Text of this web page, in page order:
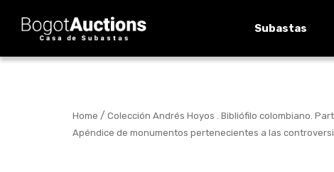
Subastas
Home / Colección Andrés Hoyos . Bibliófilo colombiano.
Apéndice de monumentos pertenecientes a las